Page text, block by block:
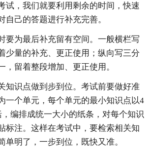
试，我们就要利用剩余的时间，快速
自己的答题进行补充完善。
要为最后补充留有空间。一般横栏写
少量的补充、更正使用；纵向写三分
，留着整段增加、更正使用。
知识点做到步到位。考试前要做好准
一个单元，每个单元的最小知识点以4
编排成统一大小的纸条，对每个知识
标注。这样在考试中，要检索相关知
单明了，一步到位，既快又准。